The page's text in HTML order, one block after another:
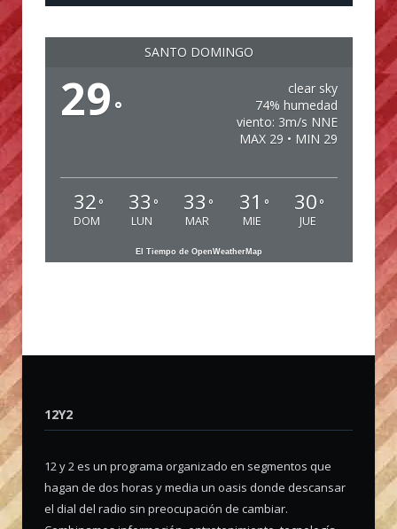
SANTO DOMINGO
29 °
clear sky
74% humedad
viento: 3m/s NNE
MAX 29 • MIN 29
32 °
DOM
33 °
LUN
33 °
MAR
31 °
MIE
30 °
JUE
El Tiempo de OpenWeatherMap
12Y2
12 y 2 es un programa organizado en segmentos que
hagan de dos horas y media un oasis donde descansar
el dial del radio sin preocupación de cambiar.